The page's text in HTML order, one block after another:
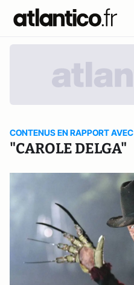
CONTENUS EN RAPPORT
"CAROLE DELGA"